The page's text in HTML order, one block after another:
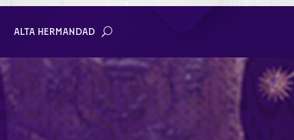
ALTA HERMANDAD
Romeria